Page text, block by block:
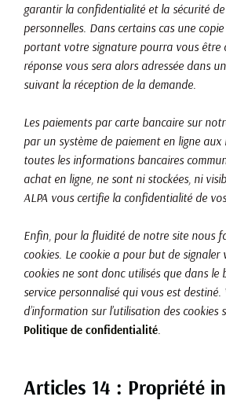
garantir la confidentialité et la sécurité
personnelles. Dans certains cas une
portant votre signature pourra vous être
réponse vous sera alors adressée dans
suivant la réception de la demande.
Les paiements par carte bancaire sur
par un système de paiement en ligne aux
toutes les informations bancaires
achat en ligne, ne sont ni stockées, ni
ALPA vous certifie la confidentialité de
Enfin, pour la fluidité de notre site nous
cookies. Le cookie a pour but de signaler
cookies ne sont donc utilisés que dans le
service personnalisé qui vous est
d’information sur l’utilisation des cookies
Politique de confidentialité
Articles 14 : Propriété